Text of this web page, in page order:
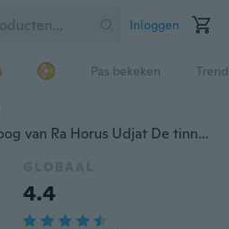
Inloggen
Pas bekeken
Mode Heren Egyptisch oog van Ra Horus Udjat De tinnen hangende ketting met alziend oog
GLOBAAL
4.4